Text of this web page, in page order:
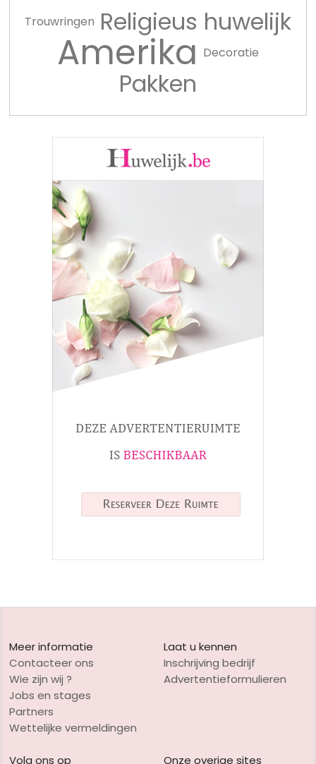
Trouwringen Religieus huwelijk
Amerika Decoratie
Pakken
Meer informatie
Contacteer ons
Wie zijn wij ?
Jobs en stages
Partners
Wettelijke vermeldingen
Laat u kennen
Inschrijving bedrijf
Advertentieformulieren
Volg ons op Onze overige sites